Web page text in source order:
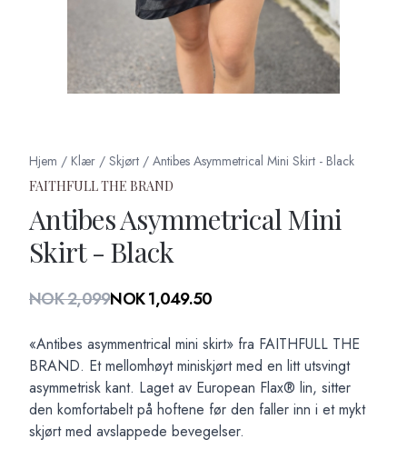
Hjem / Klær / Skjørt / Antibes Asymmetrical Mini Skirt - Black
FAITHFULL THE BRAND
Antibes Asymmetrical Mini
Skirt - Black
Produktdetaljer
NOK 2,099NOK 1,049.50
Description
«Antibes asymmentrical mini skirt» fra FAITHFULL THE
BRAND. Et mellomhøyt miniskjørt med en litt utsvingt
asymmetrisk kant. Laget av European Flax® lin, sitter
den komfortabelt på hoftene før den faller inn i et mykt
skjørt med avslappede bevegelser.